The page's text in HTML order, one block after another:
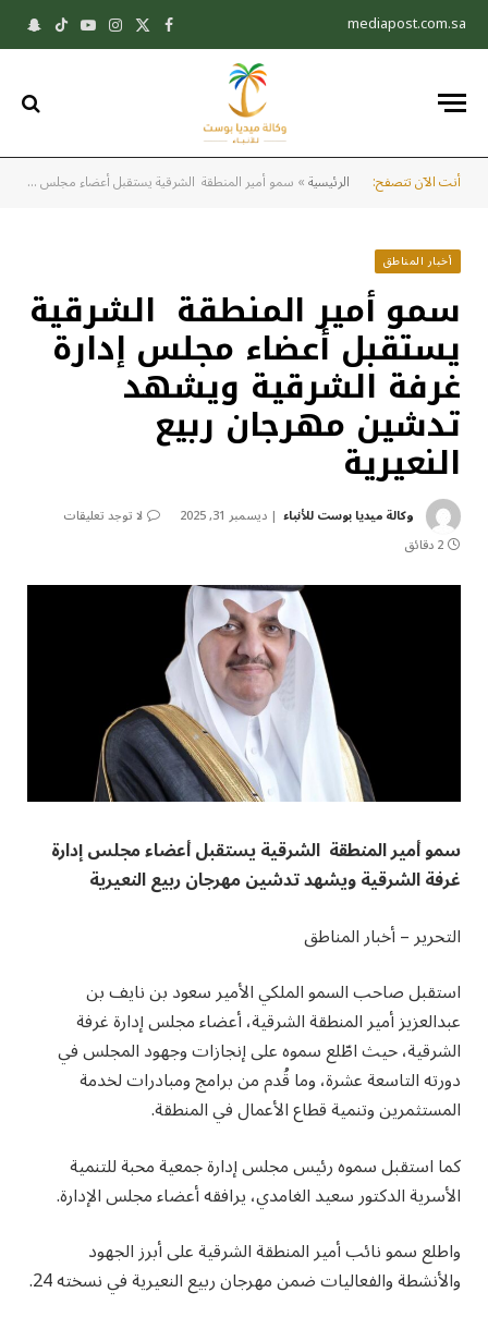
mediapost.com.sa فيسبوك
X
(Twitter)
الانستغرام
يوتيوبتيكتوك
أنت الآن تتصفح: الرئيسية» سمو أمير المنطقة الشرقية يستقبل أعضاء مجلس إدارة غرفة الشرقية ويشهد تدشين مهرجان ربيع النعيرية
أخبار المناطق
سمو أمير المنطقة الشرقية
يستقبل أعضاء مجلس إدارة
غرفة الشرقية ويشهد
تدشين مهرجان ربيع
النعيرية
وكالة ميديا بوست للأنباء ديسمبر 31, 2025
لا توجد تعليقات
2 دقائق
سمو أمير المنطقة الشرقية يستقبل أعضاء مجلس إدارة
غرفة الشرقية ويشهد تدشين مهرجان ربيع النعيرية
التحرير – أخبار المناطق
استقبل صاحب السمو الملكي الأمير سعود بن نايف بن
عبدالعزيز أمير المنطقة الشرقية، أعضاء مجلس إدارة غرفة
الشرقية، حيث اطّلع سموه على إنجازات وجهود المجلس في
دورته التاسعة عشرة، وما قُدم من برامج ومبادرات لخدمة
المستثمرين وتنمية قطاع الأعمال في المنطقة.
كما استقبل سموه رئيس مجلس إدارة جمعية محبة للتنمية
الأسرية الدكتور سعيد الغامدي، يرافقه أعضاء مجلس الإدارة.
واطلع سمو نائب أمير المنطقة الشرقية على أبرز الجهود
والأنشطة والفعاليات ضمن مهرجان ربيع النعيرية في نسخته 24.